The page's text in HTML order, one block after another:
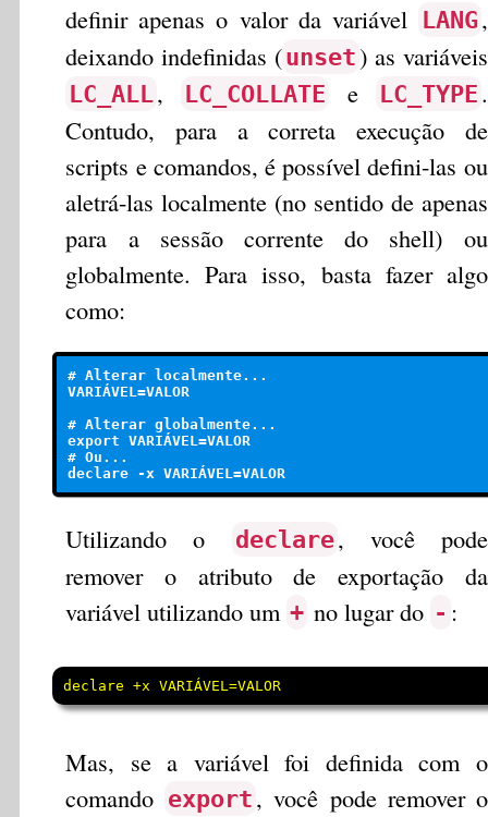
definir apenas o valor da variável
LANG,
deixando indefinidas (unset) as variáveis
LC_ALL, LC_COLLATE e LC_TYPE.
Contudo, para a correta execução de
scripts e comandos, é possível defini-las ou
aletrá-las localmente (no sentido de apenas
para a sessão corrente do shell) ou
globalmente. Para isso, basta fazer algo
como:
# Alterar localmente...
VARIÁVEL=VALOR
# Alterar globalmente...
export VARIÁVEL=VALOR
# Ou...
Utilizando o declare, você pode
remover o atributo de exportação da
variável utilizando um + no lugar do - :
declare +x VARIÁVEL=VALOR
Mas, se a variável foi definida com o
comando export, você pode remover o